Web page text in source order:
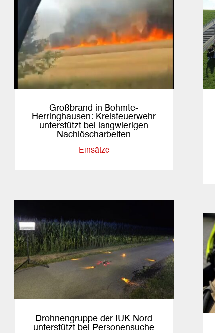
Großbrand in Bohmte-
Herringhausen: Kreisfeuerwehr
unterstützt bei langwierigen
Nachlöscharbeiten
Einsätze
Drohnengruppe der IUK Nord
unterstützt bei Personensuche